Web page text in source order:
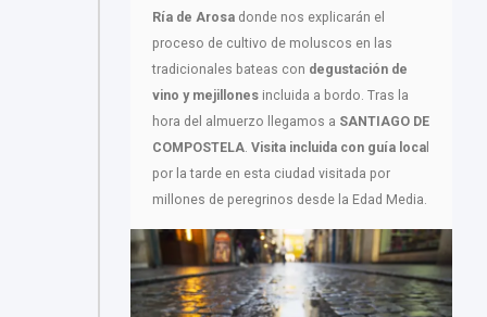
Ría de Arosa donde nos explicarán el
proceso de cultivo de moluscos en las
tradicionales bateas con degustación de
vino y mejillones incluida a bordo. Tras la
hora del almuerzo llegamos a SANTIAGO DE
COMPOSTELA Visita incluida con guía loca
por la tarde en esta ciudad visitada por
millones de peregrinos desde la Edad Media.